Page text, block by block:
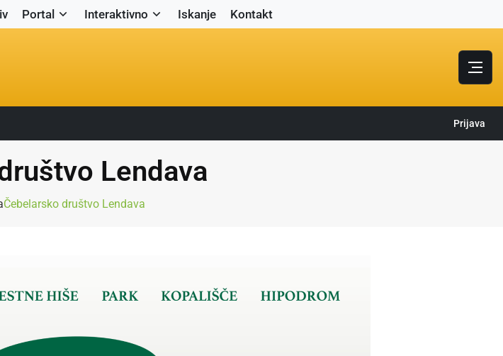
Portal Interaktivno Iskanje Kontakt
Prijava
Lendava
Čebelarsko društvo Lendava